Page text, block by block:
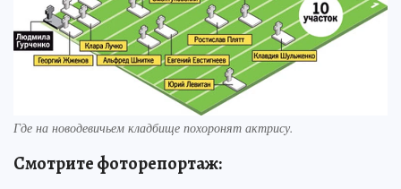
Где на новодевичьем кладбище похоронят актрису.
Смотрите фоторепортаж: